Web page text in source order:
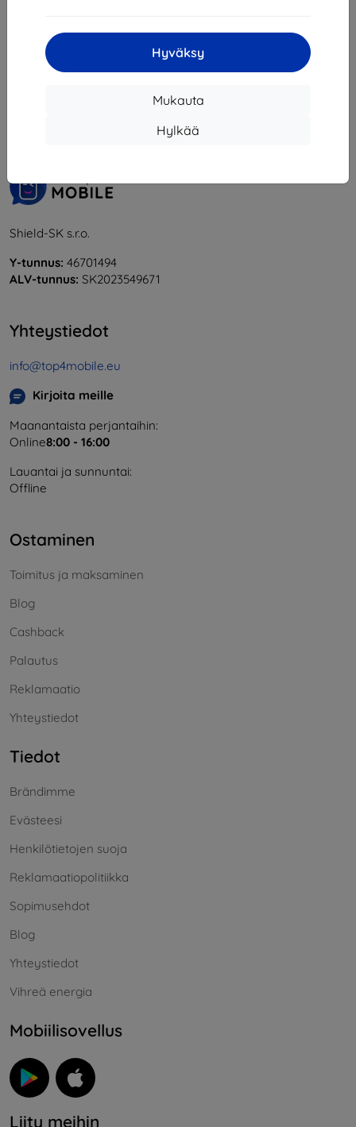
Hyväksy
Mukauta
Hylkää
yhteensä5.
Shield-SK s.r.o.
Y-tunnus: 46701494
ALV-tunnus: SK2023549671
Yhteystiedot
info@top4mobile.eu
Kirjoita meille
Maanantaista perjantaihin:
Online8:00 - 16:00
Lauantai ja sunnuntai:
Offline
Ostaminen
Toimitus ja maksaminen
Blog
Cashback
Palautus
Reklamaatio
Yhteystiedot
Tiedot
Brändimme
Evästeesi
Henkilötietojen suoja
Reklamaatiopolitiikka
Sopimusehdot
Blog
Yhteystiedot
Vihreä energia
Mobiilisovellus
Liity meihin